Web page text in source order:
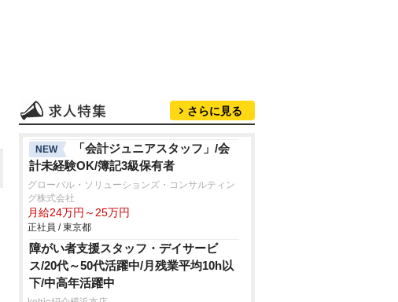
さらに見る
NEW
「会計ジュニアスタッフ」/会
計未経験OK/簿記3級保有者
グローバル・ソリューションズ・コンサルティン
グ株式会社
月給24万円～25万円
正社員 / 東京都
障がい者支援スタッフ・デイサービ
ス/20代～50代活躍中/月残業平均10h以
下/中高年活躍中